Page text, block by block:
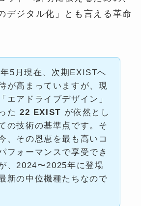
デジタル化」とも言える革命
5月現在、次期EXISTへ
が高まっていますが、現
エアドライブデザイン」
た 22 EXIST が依然とし
の技術の基準点です。そ
、その恩恵を最も高いコ
フォーマンスで享受でき
、2024〜2025年に登場
新の中位機種たちなので